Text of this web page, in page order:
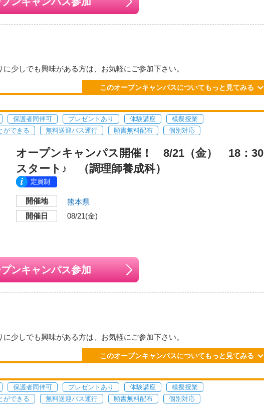
少しでも興味がある方は、お気軽にご参加下さい。
加はお控え下さい。
～
本校
交通機関・最寄り駅
●熊本桜町バスターミナル21番乗り場 川尻、宇土、松橋
方面「世安町」バス停下⾞、徒歩約3分
分
このオープンキャンパスについてもっと見てみる
保護者同伴可 プレゼントあり 体験講座
模擬授業
ができる
無料送迎バス運行 願書無料配布 個別対応
オープンキャンパス開催！ 8/21（金） 18：30
スタート♪ （調理師養成科）
定員制
開催地
熊本県
開催日
08/21(金)
ンキャンパス参加
少しでも興味がある方は、お気軽にご参加下さい。
このオープンキャンパスについてもっと見てみる
保護者同伴可 プレゼントあり 体験講座
模擬授業
ができる
無料送迎バス運行 願書無料配布 個別対応